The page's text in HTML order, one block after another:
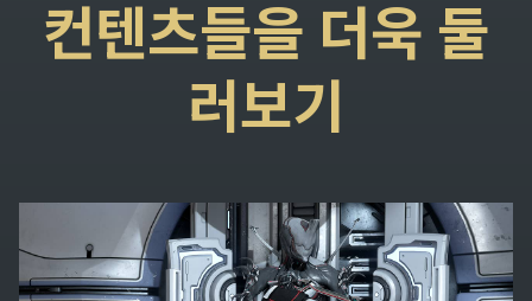
컨텐츠들을 더욱 둘
러보기